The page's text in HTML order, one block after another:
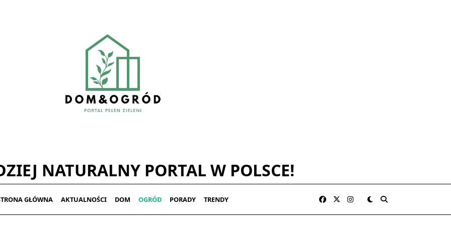
NATURALNY PORTAL W POLSCE!
GŁÓWNA AKTUALNOŚCI DOM OGRÓD PORADY TRENDY